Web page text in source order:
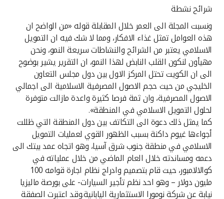
شرائح نشطة
ونسبت المجلة الى العمر خلال المقابلة قوله «من الواضح ان
هذه العوامل تمثل غذاء الافكار، ومما لا شك فيه ان التمويل
الاسلامي يعتبر من الشرائح والنشاطات سريعة النمو، ونحن
مهيأون لنكون القلب النابض لهذا النمو، ان التقرير يشير بوضوح
الى ان الكويت تحتل المركز الاول بين دول مجلس التعاون
الخليجي من حيث حجم الاصول المصرفية الاسلامية الى اجمالي
الاصول المصرفية، وان ثمة فرصا كثيرة واعدة مازالت متوفرة
لحلول التمويل الاسلامي في المنطقة».
كما يمثل ذلك دعوة الى التكاتف بين دول المنطقة التي ظللت
أجواءها غيوم داكنة بسبب الظهور القوي لعمليات التمويل
الاسلامي في منطقة جنوب شرق آسيا، وهو اتجاه عمد بيتك الى
دعمه ومساندته خلال العام الماضي من خلال عملياته في
كوالالامبور، حيث قام بتصميم وادراج نظام اجارة قوامه 100
مليون دولار – وهو احد نظم تأجير السيارات- على بورصة ماليزيا
نيابة عن شركة نومورا الاستثمارية اليابانية.وقد اعتبرت الصفقة